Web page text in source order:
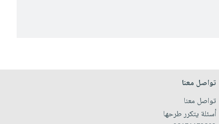
تواصل معنا
تواصل معنا
أسئلة يتكرر طرحها